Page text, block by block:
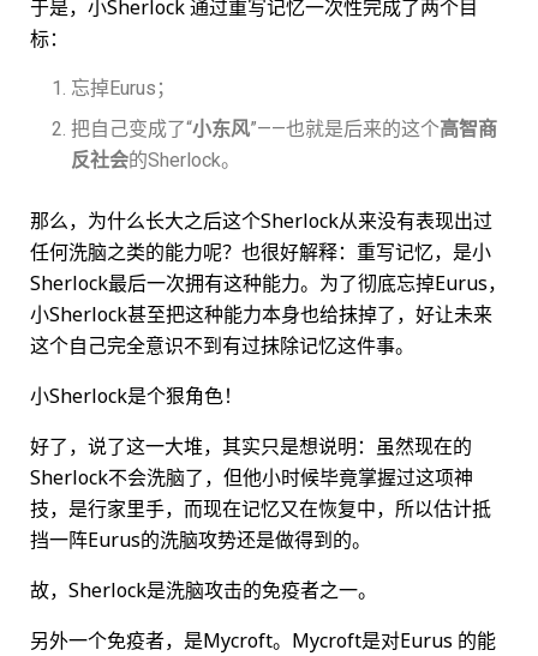
于是，小Sherlock 通过重写记忆一次性完成了两个目
标：
忘掉Eurus；
把自己变成了“小东风”——也就是后来的这个高智商
反社会的Sherlock。
那么，为什么长大之后这个Sherlock从来没有表现出过
任何洗脑之类的能力呢？也很好解释：重写记忆，是小
Sherlock最后一次拥有这种能力。为了彻底忘掉Eurus，
小Sherlock甚至把这种能力本身也给抹掉了，好让未来
这个自己完全意识不到有过抹除记忆这件事。
小Sherlock是个狠角色！
好了，说了这一大堆，其实只是想说明：虽然现在的
Sherlock不会洗脑了，但他小时候毕竟掌握过这项神
技，是行家里手，而现在记忆又在恢复中，所以估计抵
挡一阵Eurus的洗脑攻势还是做得到的。
故，Sherlock是洗脑攻击的免疫者之一。
另外一个免疫者，是Mycroft。Mycroft是对Eurus 的能